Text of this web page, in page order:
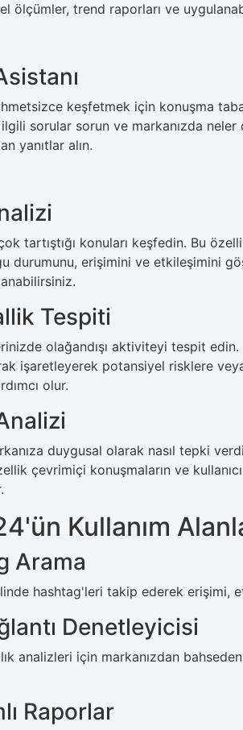
ölçümler, trend raporları ve
keşfetmek için konuşma
sorular sorun ve markanızda neler
yanıtlar alın.
tartıştığı konuları keşfedin. Bu
durumunu, erişimini ve etkileşimini
Tespiti
olağandışı aktiviteyi tespit edin.
işaretleyerek potansiyel risklere
olur.
duygusal olarak nasıl tepki
çevrimiçi konuşmaların ve
Kullanım
Arama
hashtag'leri takip ederek erişimi,
Denetleyicisi
analizleri için markanızdan
Raporlar